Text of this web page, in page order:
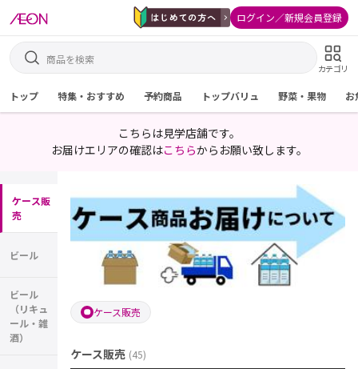
ログイン／新規会員登録
カテゴリ
トップ 特集・おすすめ 予約商品 トップバリュ 野菜・果物 お
こちらは見学店舗です。
お届けエリアの確認はこちらからお願い致します。
ケース販
売
ビール
ビール
（リキュ
ール・雑
酒）
ケース販売
ケース販売 (45)